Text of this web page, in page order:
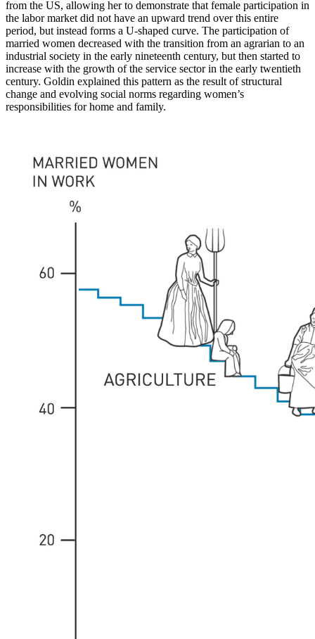
from the US, allowing her to demonstrate that female participation in
the labor market did not have an upward trend over this entire
period, but instead forms a U-shaped curve. The participation of
married women decreased with the transition from an agrarian to an
industrial society in the early nineteenth century, but then started to
increase with the growth of the service sector in the early twentieth
century. Goldin explained this pattern as the result of structural
change and evolving social norms regarding women’s
responsibilities for home and family.